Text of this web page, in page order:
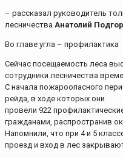
– рассказал руководитель
лесничества Анатолий
Во главе угла – профилактика
Сейчас посещаемость леса
сотрудники лесничества
С начала пожароопасного
рейда, в ходе которых они
провели 922
гражданами, распространив
Напомнили, что при 4 и 5
проезд и вход в лес